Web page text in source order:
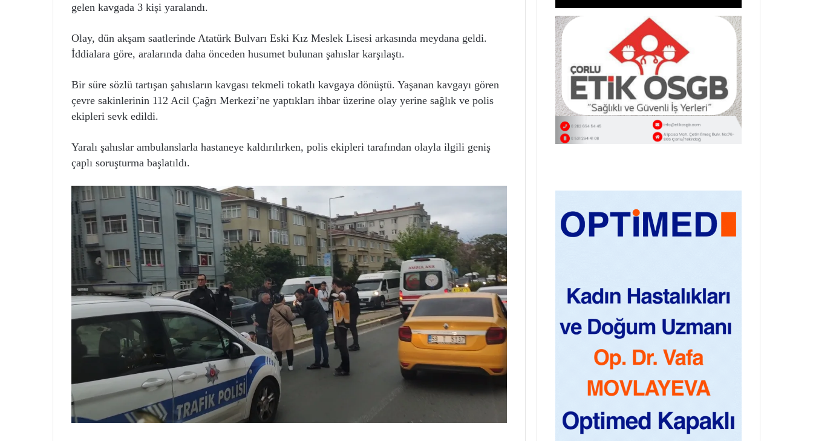
gelen kavgada 3 kişi yaralandı.
Olay, dün akşam saatlerinde Atatürk Bulvarı Eski Kız Meslek Lisesi arkasında meydana geldi.
İddialara göre, aralarında daha önceden husumet bulunan şahıslar karşılaştı.
Bir süre sözlü tartışan şahısların kavgası tekmeli tokatlı kavgaya dönüştü. Yaşanan kavgayı gören
çevre sakinlerinin 112 Acil Çağrı Merkezi’ne yaptıkları ihbar üzerine olay yerine sağlık ve polis
ekipleri sevk edildi.
Yaralı şahıslar ambulanslarla hastaneye kaldırılırken, polis ekipleri tarafından olayla ilgili geniş
çaplı soruşturma başlatıldı.